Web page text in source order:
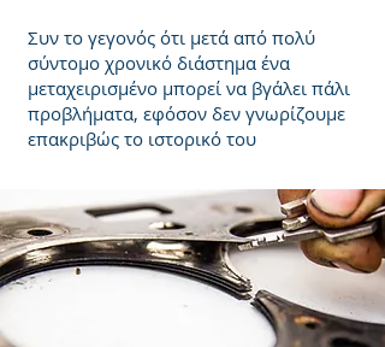
Συν το γεγονός ότι μετά από πολύ
σύντομο χρονικό διάστημα ένα
μεταχειρισμένο μπορεί να βγάλει πάλι
προβλήματα, εφόσον δεν γνωρίζουμε
επακριβώς το ιστορικό του